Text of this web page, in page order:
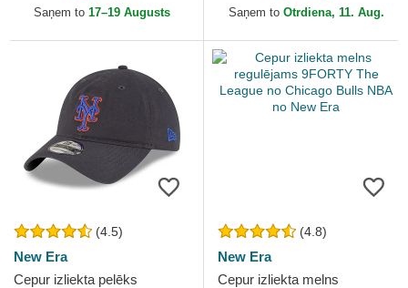
MLB no New Era
Saņem to 17–19 Augusts Saņem to Otrdiena, 11. Aug.
(4.5)
New Era
Cepur izliekta pelēks
(4.8)
New Era
Cepur izliekta melns